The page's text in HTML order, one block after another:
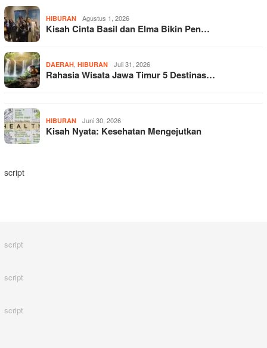
HIBURAN Agustus 1, 2026
Kisah Cinta Basil dan Elma Bikin Pen…
DAERAH, HIBURAN Juli 31, 2026
Rahasia Wisata Jawa Timur 5 Destinas…
HIBURAN Juni 30, 2026
Kisah Nyata: Kesehatan Mengejutkan
script
script
script
script